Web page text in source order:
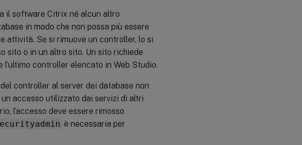
il software Citrix né alcun altro
in modo che non possa più essere
attività. Se si rimuove un controller, lo si
sito o in un altro sito. Un sito richiede
controller elencato in Web Studio.
controller al server dei database non
accesso utilizzato dai servizi di altri
l’accesso deve essere rimosso
è necessaria per